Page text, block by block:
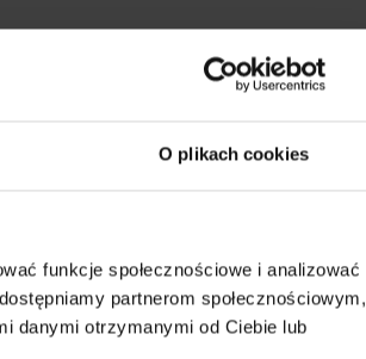
O plikach cookies
funkcje społecznościowe i analizować
partnerom społecznościowym,
danymi otrzymanymi od Ciebie lub